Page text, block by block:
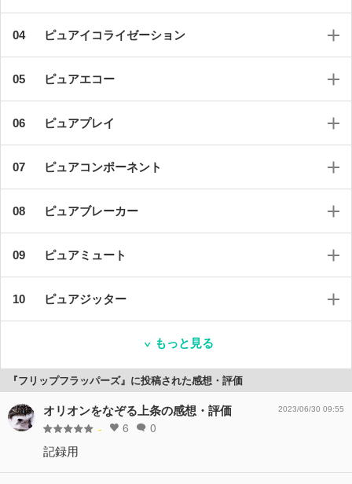
ピュアイコライゼーション
ピュアエコー
ピュアプレイ
ピュアコンポーネント
ピュアブレーカー
ピュアミュート
ピュアジッター
もっと見る
『フリップフラッパーズ』に投稿された感想・評価
オリオンをなぞる上条の感想・評価
- 6 0
2023/06/30 09:55
記録用